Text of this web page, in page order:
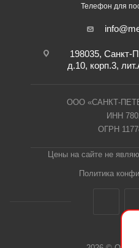
Телефон для
198035, Санкт-
д.10, корп.3,
ООО «САНКТ-
ИНН
ОГРН
Цены на сайте не
Политика